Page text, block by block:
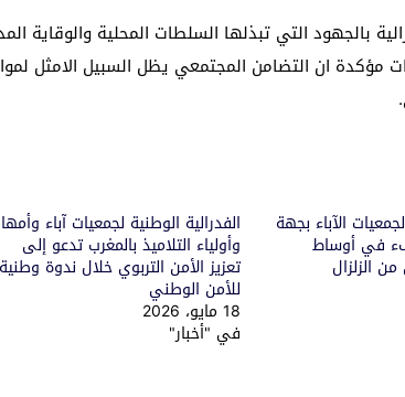
بالجهود التي تبذلها السلطات المحلية والوقاية
مؤكدة ان التضامن المجتمعي يظل السبيل الامثل
الآباء بجهة
في أوساط
من الزلزال
الفدرالية الوطنية لجمعيات آباء
وأولياء التلاميذ بالمغرب تدعو إلى
تعزيز الأمن التربوي خلال ندوة وطنية
للأمن الوطني
18 مايو، 2026
في "أخبار"